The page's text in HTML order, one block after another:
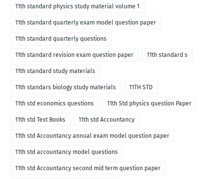
11th standard physics study material volume 1
11th standard quarterly exam model question paper
11th standard quarterly questions
11th standard revision exam question paper 11th standard s
11th standard study materials
11th standars biology study materials 11TH STD
11th std economics questions 11th Std physics question Paper
11th std Text Books 11th std Accountancy
11th std Accountancy annual exam model question paper
11th std accountancy model questions
11th std Accountancy second mid term question paper